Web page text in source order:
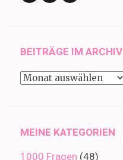
BEITRÄGE IM ARCHIV
Beiträge
MEINE KATEGORIEN
1000 Fragen (48)